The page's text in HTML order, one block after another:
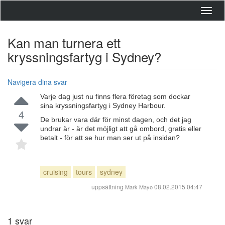
Kan man turnera ett
kryssningsfartyg i Sydney?
Navigera dina svar
4
Varje dag just nu finns flera företag som dockar
sina kryssningsfartyg i Sydney Harbour.
De brukar vara där för minst dagen, och det jag
undrar är - är det möjligt att gå ombord, gratis eller
betalt - för att se hur man ser ut på insidan?
cruising tours sydney
uppsättning Mark Mayo08.02.2015 04:47
1 svar